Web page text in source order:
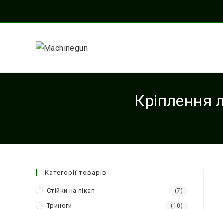
Кріплення
Категорії товарів
Стійки на пікап (7)
Триноги (10)